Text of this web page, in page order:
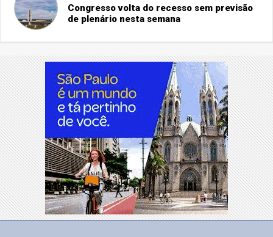
Congresso volta do recesso sem previsão
de plenário nesta semana